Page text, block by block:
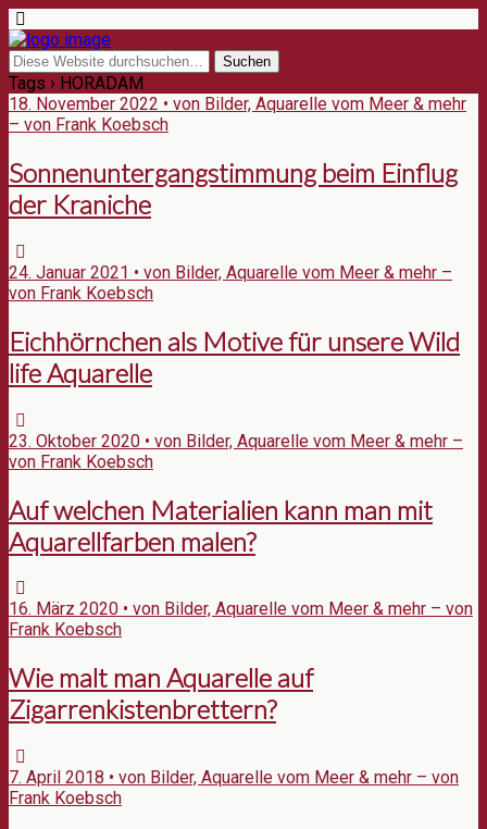
Tags › HORADAM
18. November 2022 • von Bilder, Aquarelle vom Meer & mehr
– von Frank Koebsch
Sonnenuntergangstimmung beim Einflug
der Kraniche
24. Januar 2021 • von Bilder, Aquarelle vom Meer & mehr –
von Frank Koebsch
Eichhörnchen als Motive für unsere Wild
life Aquarelle
23. Oktober 2020 • von Bilder, Aquarelle vom Meer & mehr –
von Frank Koebsch
Auf welchen Materialien kann man mit
Aquarellfarben malen?
16. März 2020 • von Bilder, Aquarelle vom Meer & mehr – von
Frank Koebsch
Wie malt man Aquarelle auf
Zigarrenkistenbrettern?
7. April 2018 • von Bilder, Aquarelle vom Meer & mehr – von
Frank Koebsch